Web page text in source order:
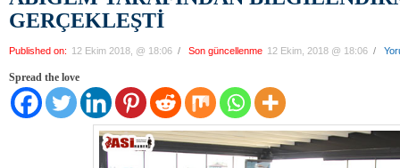
GERÇEKLEŞTİ
Published on: 12 Ekim 2018, @ 18:06 / Son güncellenme 12 Ekim, 2018 @ 18:06 /
Spread the love